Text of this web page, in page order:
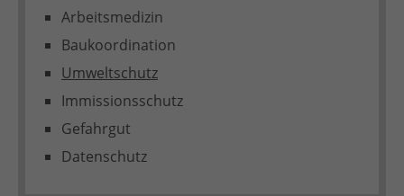
Arbeitsmedizin
Baukoordination
Umweltschutz
Immissionsschutz
Gefahrgut
Datenschutz